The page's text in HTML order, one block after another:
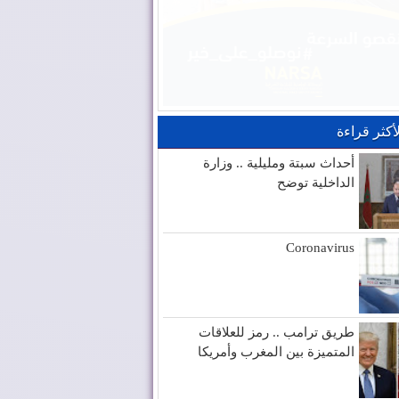
قراءة
أحداث سبتة ومليلية .. وزارة
الداخلية توضح
Coronavirus
طريق ترامب .. رمز للعلاقات
المتميزة بين المغرب وأمريكا